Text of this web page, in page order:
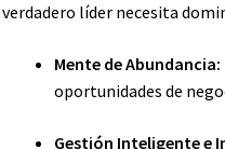
verdadero líder necesita
Mente de Abundancia:
oportunidades de
Gestión Inteligente e